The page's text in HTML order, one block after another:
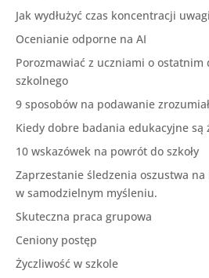
Jak wydłużyć czas koncentracji
Ocenianie odporne na AI
Porozmawiać z uczniami o
szkolnego
9 sposobów na podawanie
Kiedy dobre badania edukacyjne są
10 wskazówek na powrót do szkoły
Zaprzestanie śledzenia oszustwa
w samodzielnym myśleniu.
Skuteczna praca grupowa
Ceniony postęp
Życzliwość w szkole